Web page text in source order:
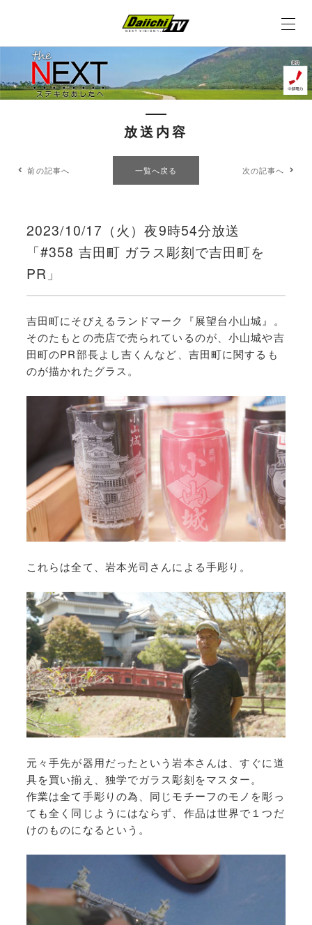
放送内容
前の記事へ 一覧へ戻る 次の記事へ
2023/10/17（火）夜9時54分放送
「#358 吉田町 ガラス彫刻で吉田町を
PR」
吉田町にそびえるランドマーク『展望台小山城』。
そのたもとの売店で売られているのが、小山城や吉
田町のPR部長よし吉くんなど、吉田町に関するも
のが描かれたグラス。
これらは全て、岩本光司さんによる手彫り。
元々手先が器用だったという岩本さんは、すぐに道
具を買い揃え、独学でガラス彫刻をマスター。
作業は全て手彫りの為、同じモチーフのモノを彫っ
ても全く同じようにはならず、作品は世界で１つだ
けのものになるという。